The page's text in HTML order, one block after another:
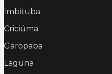
Imbituba
Criciúma
Garopaba
Laguna